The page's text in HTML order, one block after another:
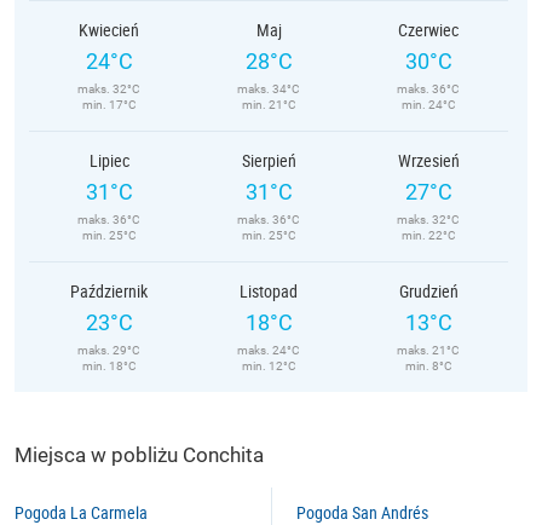
Kwiecień
24°C
maks. 32°C
min. 17°C
Maj
28°C
maks. 34°C
min. 21°C
Czerwiec
30°C
maks. 36°C
min. 24°C
Lipiec
31°C
maks. 36°C
min. 25°C
Sierpień
31°C
maks. 36°C
min. 25°C
Wrzesień
27°C
maks. 32°C
min. 22°C
Październik
23°C
maks. 29°C
min. 18°C
Listopad
18°C
maks. 24°C
min. 12°C
Grudzień
13°C
maks. 21°C
min. 8°C
Miejsca w pobliżu Conchita
Pogoda La Carmela Pogoda San Andrés